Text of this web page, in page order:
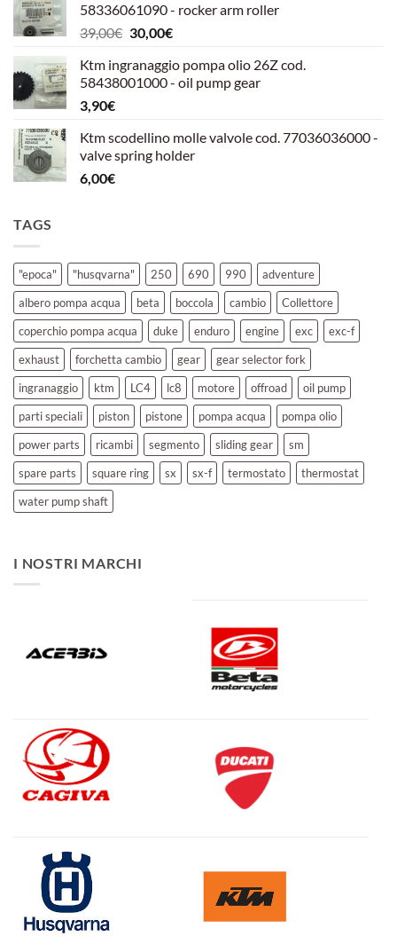
era:
39,00€.
è:
30,00€.
58336061090 - rocker arm roller
39,00€ Il
originale
era:
30,00€Il
attuale
è:
Ktm ingranaggio pompa olio 26Z cod.
58438001000 - oil pump gear
3,90€
Ktm scodellino molle valvole cod. 77036036000 -
valve spring holder
6,00€
TAGS
"epoca" "husqvarna" 250 690 990
adventure
albero pompa acqua
beta boccola cambio
Collettore
coperchio pompa acqua
duke enduro engine exc
exc-f
exhaust
forchetta cambio gear
gear selector fork
ingranaggio
ktm LC4 lc8 motore offroad
oil pump
parti speciali
piston pistone pompa acqua
pompa olio
power parts
ricambi segmento sliding gear
sm
spare parts
square ring sx sx-f termostato
thermostat
water pump shaft
I NOSTRI MARCHI